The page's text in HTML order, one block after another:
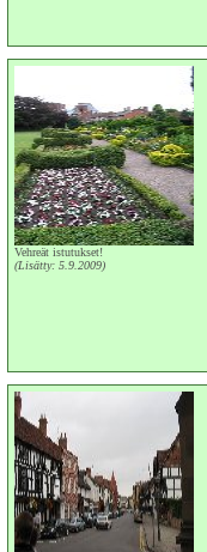
Vehreät istutukset!
(Lisätty: 5.9.2009)